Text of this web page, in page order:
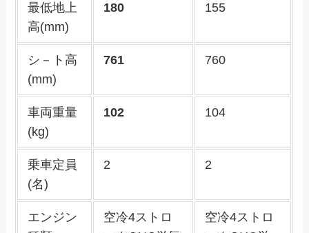
最低地上
高(mm)
180 155
シ－ト高
(mm)
761 760
車両重量
(kg)
102 104
乗車定員
(名)
2 2
エンジン
空冷4ストロ
空冷4ストロ